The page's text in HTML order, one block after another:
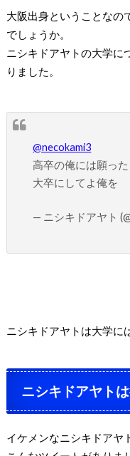
大阪出身ということなの
でしょうか。
ニシキドアヤトの大学に
りました。
@necokami3
高卒の俺には願っ
大卒にしてよ俺を
— ニシキドアヤト
ニシキドアヤトは大学に
ニシキドアヤト
イケメンなニシキドアヤ